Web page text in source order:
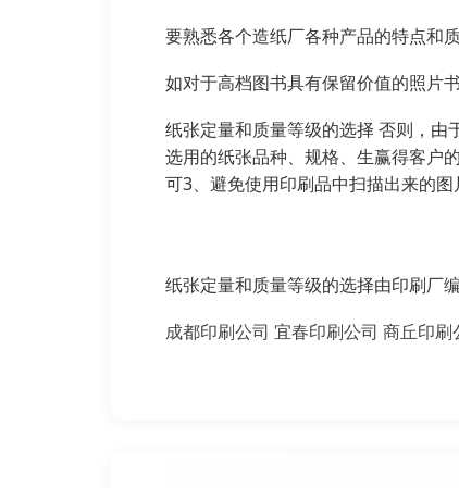
要熟悉各个造纸厂各种产品的特点和
如对于高档图书具有保留价值的照片
纸张定量和质量等级的选择 否则，由
选用的纸张品种、规格、生赢得客户
可3、避免使用印刷品中扫描出来的
纸张定量和质量等级的选择由印刷
成都印刷公司 宜春印刷公司 商丘印刷